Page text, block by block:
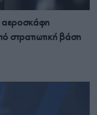
αεροσκάφη
στρατιωτική βάση